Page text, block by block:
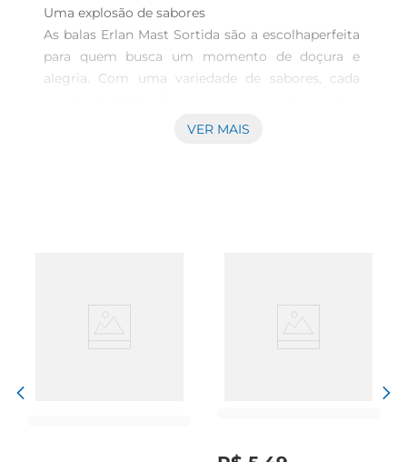
Uma explosão de sabores
As balas Erlan Mast Sortida são a escolhaperfeita
para quem busca um momento de doçura e
alegria. Com uma variedade de sabores, cada
que agrada a todos os paladares. Se você é fã de
apenas satisfazem o desejo por doces,mas
VER MAIS